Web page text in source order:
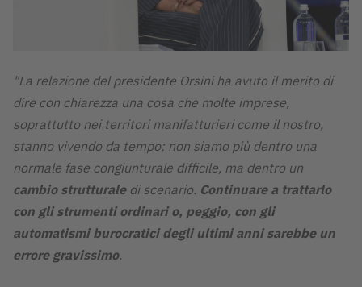
"La relazione del presidente Orsini ha avuto il merito di
dire con chiarezza una cosa che molte imprese,
soprattutto nei territori manifatturieri come il nostro,
stanno vivendo da tempo: non siamo più dentro una
normale fase congiunturale difficile, ma dentro un
cambio strutturaledi scenario. Continuare a trattarlo
con gli strumenti ordinari o, peggio, con gli
automatismi burocratici degli ultimi anni sarebbe un
errore gravissimo.